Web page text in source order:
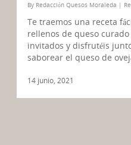
By Redacción Quesos Moraleda |
Te traemos una receta
rellenos de queso
invitados y disfrutéis
saborear el queso de
14 junio, 2021